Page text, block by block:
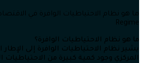
Regime
ما هو نظام الاحتياطيات الوافرة؟
يشير نظام الاحتياطيات الوافرة إلى
المركزي وجود كمية كبيرة من الاحتياطيات